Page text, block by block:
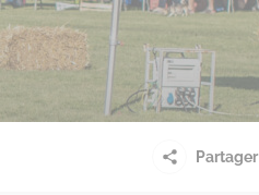
Partager